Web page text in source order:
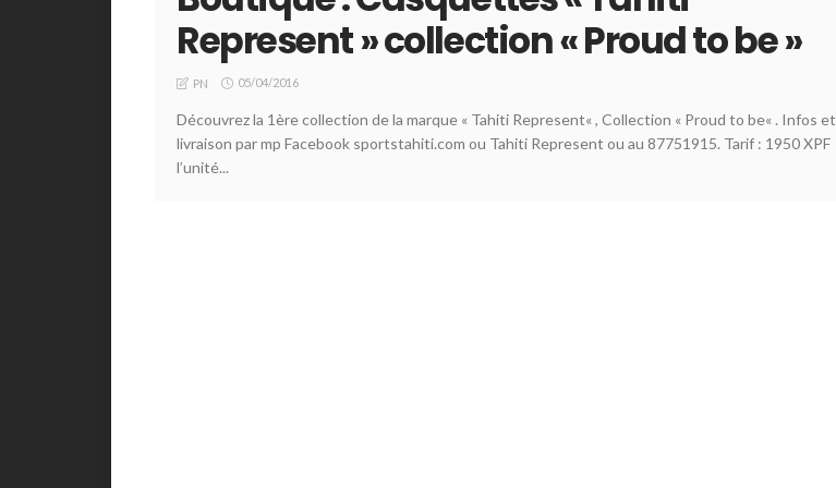
Represent » collection « Proud to be »
PN 05/04/2016
Découvrez la 1ère collection de la marque « Tahiti Represent« , Collection « Proud to be« . Infos et
livraison par mp Facebook sportstahiti.com ou Tahiti Represent ou au 87751915. Tarif : 1950 XPF
l’unité...